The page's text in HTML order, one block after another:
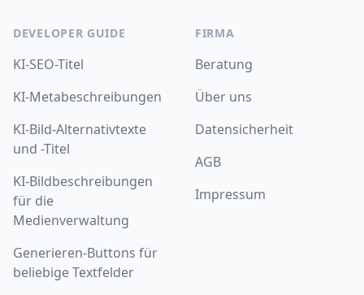
DEVELOPER GUIDE
KI-SEO-Titel
KI-Metabeschreibungen
KI-Bild-Alternativtexte
und -Titel
KI-Bildbeschreibungen
für die
Medienverwaltung
Generieren-Buttons für
beliebige Textfelder
FIRMA
Beratung
Über uns
Datensicherheit
AGB
Impressum